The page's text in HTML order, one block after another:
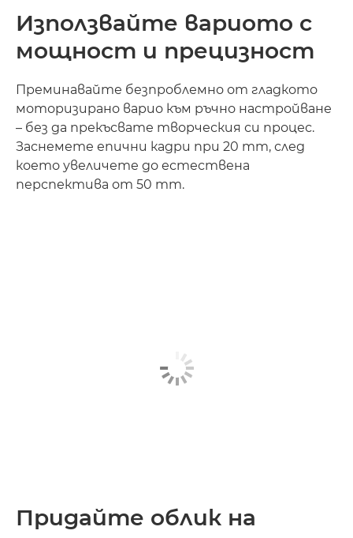
Използвайте вариото с
мощност и прецизност
Преминавайте безпроблемно от гладкото
моторизирано варио към ръчно настройване
– без да прекъсвате творческия си процес.
Заснемете епични кадри при 20 mm, след
което увеличете до естествена
перспектива от 50 mm.
Придайте облик на